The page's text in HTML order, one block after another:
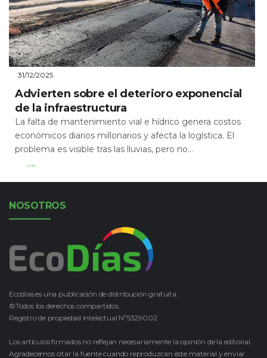
31/12/2025
Advierten sobre el deterioro exponencial
de la infraestructura
La falta de mantenimiento vial e hídrico genera costos
económicos diarios millonarios y afecta la logística. El
problema es visible tras las lluvias, pero no...
Leer Más
NOSOTROS
Ecodías es una publicación de distribución gratuita.
©Todos los derechos compartidos.
Registro de propiedad intelectual Nº5329002
Los artículos firmados no reflejan necesariamente la opinión de la editorial.
Agradecemos citar la fuente cuando reproduzcan este material y enviar